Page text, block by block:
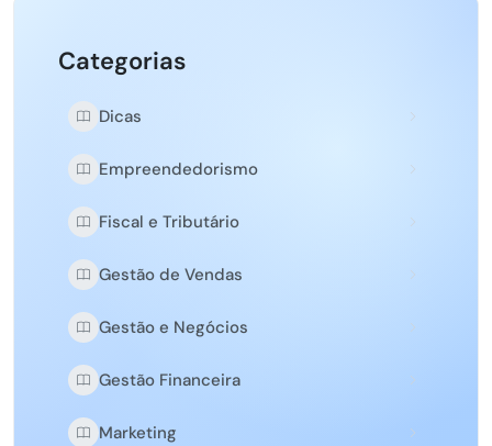
Categorias
Dicas
Empreendedorismo
Fiscal e Tributário
Gestão de Vendas
Gestão e Negócios
Gestão Financeira
Marketing